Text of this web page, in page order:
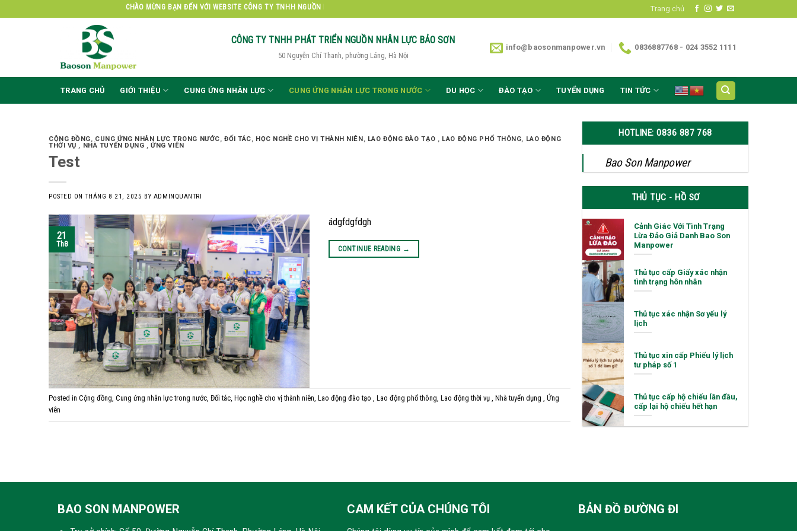
to
CHÀO MỪNG BẠN ĐẾN VỚI WEBSITE CÔNG TY TNHH NGUỒN NHÂN LỰC BẢO SƠN Trang chủ
CÔNG TY TNHH PHÁT TRIỂN NGUỒN NHÂN LỰC BẢO SƠN
50 Nguyễn Chí Thanh, phường Láng, Hà Nội
info@baosonmanpower.vn 0836887768 - 024 3552 1111
TRANG CHỦ GIỚI THIỆU CUNG ỨNG NHÂN LỰC CUNG ỨNG NHÂN LỰC TRONG NƯỚC DU HỌC ĐÀO TẠO TUYỂN DỤNG TIN TỨC
CỘNG ĐỒNG, CUNG ỨNG NHÂN LỰC TRONG NƯỚC, ĐỐI TÁC, HỌC NGHỀ CHO VỊ THÀNH NIÊN, LAO ĐỘNG ĐÀO TẠO , LAO ĐỘNG PHỔ THÔNG, LAO ĐỘNG
THỜI VỤ , NHÀ TUYỂN DỤNG ,ỨNG VIÊN
Test
POSTED ON THÁNG 8 21, 2025 BY ADMINQUANTRI
21
Th8
ádgfdgfdgh
CONTINUE READING →
Posted in Cộng đồng, Cung ứng nhân lực trong nước, Đối tác, Học nghề cho vị thành niên, Lao động đào tạo , Lao động phổ thông, Lao động thời vụ , Nhà tuyển dụng , Ứng
viên
HOTLINE: 0836 887 768
Bao Son Manpower
THỦ TỤC - HỒ SƠ
Cảnh Giác Với Tình Trạng
Lừa Đảo Giả Danh Bao Son
Manpower
Thủ tục cấp Giấy xác nhận
tình trạng hôn nhân
Thủ tục xác nhận Sơ yếu lý
lịch
Thủ tục xin cấp Phiếu lý lịch
tư pháp số 1
Thủ tục cấp hộ chiếu lần đầu,
cấp lại hộ chiếu hết hạn
BAO SON MANPOWER CAM KẾT CỦA CHÚNG TÔI BẢN ĐỒ ĐƯỜNG ĐI